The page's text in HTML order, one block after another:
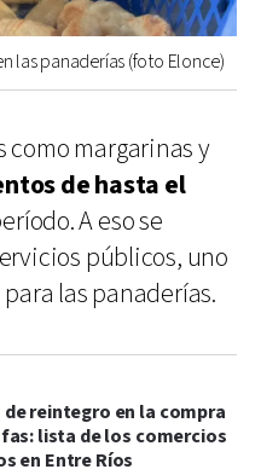
las panaderías (foto Elonce)
margarinas y
de hasta el
A eso se
públicos, uno
las panaderías.
reintegro en la compra
lista de los comercios
en Entre Ríos